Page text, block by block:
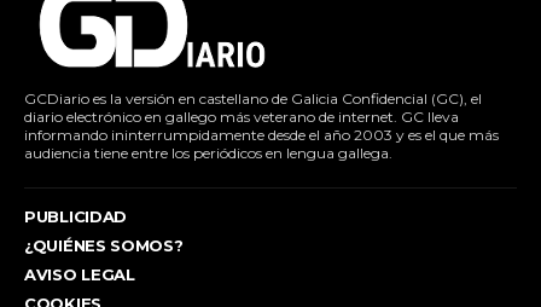
GCDiario es la versión en castellano de Galicia Confidencial (GC), el
diario electrónico en gallego más veterano de internet. GC lleva
informando ininterrumpidamente desde el año 2003 y es el que más
audiencia tiene entre los periódicos en lengua gallega.
PUBLICIDAD
¿QUIÉNES SOMOS?
AVISO LEGAL